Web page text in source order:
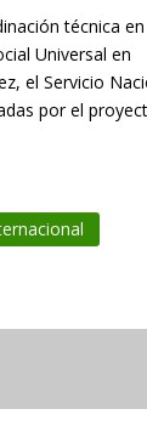
técnica en
Universal en
el Servicio
por el